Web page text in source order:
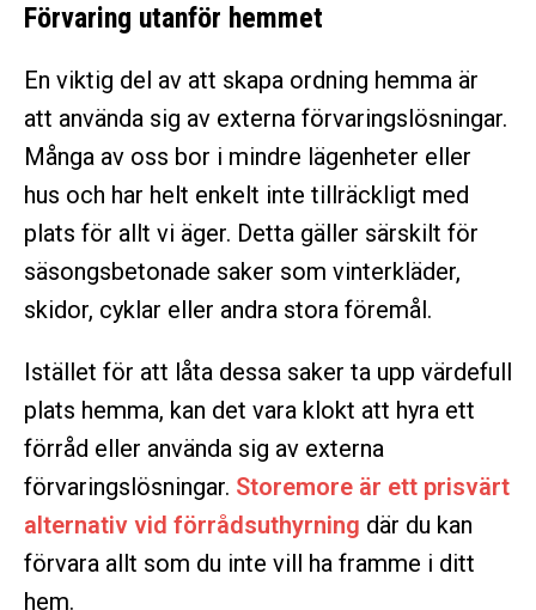
Förvaring utanför hemmet
En viktig del av att skapa ordning hemma är
att använda sig av externa förvaringslösningar.
Många av oss bor i mindre lägenheter eller
hus och har helt enkelt inte tillräckligt med
plats för allt vi äger. Detta gäller särskilt för
säsongsbetonade saker som vinterkläder,
skidor, cyklar eller andra stora föremål.
Istället för att låta dessa saker ta upp värdefull
plats hemma, kan det vara klokt att hyra ett
förråd eller använda sig av externa
förvaringslösningar. Storemore är ett prisvärt
alternativ vid förrådsuthyrning där du kan
förvara allt som du inte vill ha framme i ditt
hem.